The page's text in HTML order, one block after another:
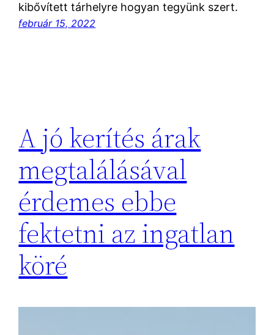
kibővített tárhelyre hogyan tegyünk szert.
február 15, 2022
A jó kerítés árak
megtalálásával
érdemes ebbe
fektetni az ingatlan
köré